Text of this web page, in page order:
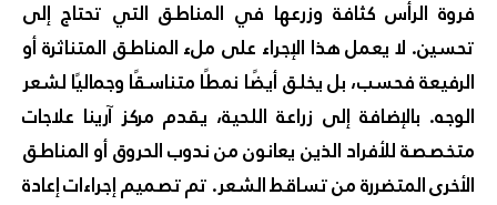
فروة الرأس كثافة وزرعها في المناطق التي تحتاج إلى
تحسين. لا يعمل هذا الإجراء على ملء المناطق المتناثرة أو
الرفيعة فحسب، بل يخلق أيضًا نمطًا متناسقًا وجماليًا لشعر
الوجه. بالإضافة إلى زراعة اللحية، يقدم مركز آرينا علاجات
متخصصة للأفراد الذين يعانون من ندوب الحروق أو المناطق
الأخرى المتضررة من تساقط الشعر. تم تصميم إجراءات إعادة